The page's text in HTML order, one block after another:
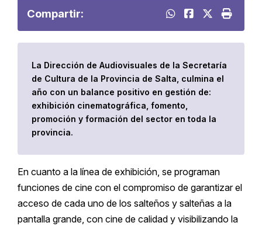
Compartir:
La Dirección de Audiovisuales de la Secretaría
de Cultura de la Provincia de Salta, culmina el
año con un balance positivo en gestión de:
exhibición cinematográfica, fomento,
promoción y formación del sector en toda la
provincia.
En cuanto a la línea de exhibición, se programan
funciones de cine con el compromiso de garantizar el
acceso de cada uno de los salteños y salteñas a la
pantalla grande, con cine de calidad y visibilizando la